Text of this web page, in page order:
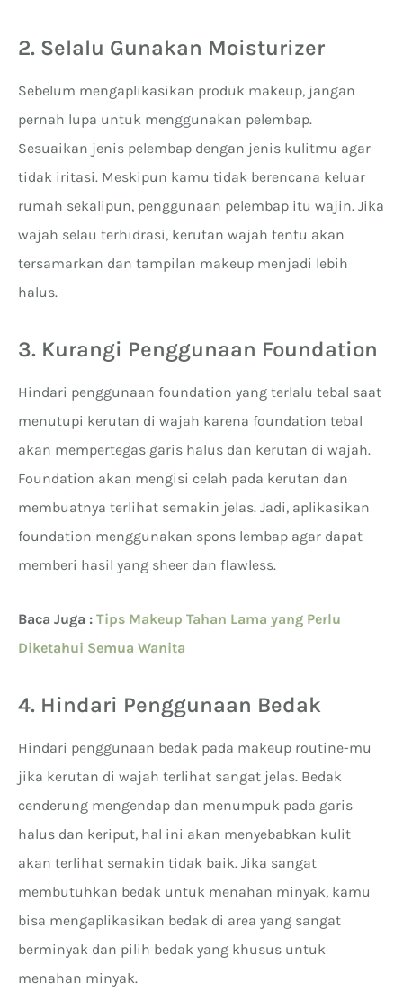
2. Selalu Gunakan Moisturizer
Sebelum mengaplikasikan produk makeup, jangan
pernah lupa untuk menggunakan pelembap.
Sesuaikan jenis pelembap dengan jenis kulitmu agar
tidak iritasi. Meskipun kamu tidak berencana keluar
rumah sekalipun, penggunaan pelembap itu wajin. Jika
wajah selau terhidrasi, kerutan wajah tentu akan
tersamarkan dan tampilan makeup menjadi lebih
halus.
3. Kurangi Penggunaan Foundation
Hindari penggunaan foundation yang terlalu tebal saat
menutupi kerutan di wajah karena foundation tebal
akan mempertegas garis halus dan kerutan di wajah.
Foundation akan mengisi celah pada kerutan dan
membuatnya terlihat semakin jelas. Jadi, aplikasikan
foundation menggunakan spons lembap agar dapat
memberi hasil yang sheer dan flawless.
Baca Juga : Tips Makeup Tahan Lama yang Perlu
Diketahui Semua Wanita
4. Hindari Penggunaan Bedak
Hindari penggunaan bedak pada makeup routine-mu
jika kerutan di wajah terlihat sangat jelas. Bedak
cenderung mengendap dan menumpuk pada garis
halus dan keriput, hal ini akan menyebabkan kulit
akan terlihat semakin tidak baik. Jika sangat
membutuhkan bedak untuk menahan minyak, kamu
bisa mengaplikasikan bedak di area yang sangat
berminyak dan pilih bedak yang khusus untuk
menahan minyak.